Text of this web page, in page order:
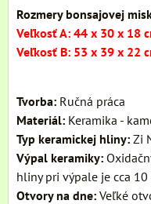
Rozmery bonsajovej
Veľkosť A: 44 x 30 x 18
Veľkosť B: 53 x 39 x 22
Tvorba: Ručná práca
Materiál: Keramika -
Typ keramickej hliny: Zi
Výpal keramiky:
hliny pri výpale je cca 10
Otvory na dne: Veľké